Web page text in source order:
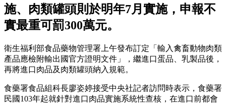
施、肉類罐頭則於明年7月實施，申報不
實最重可罰300萬元。
衛生福利部食品藥物管理署上午發布訂定「輸入禽畜動物肉類
產品應檢附輸出國官方證明文件」，繼進口蛋品、乳製品後，
再將進口肉品及肉類罐頭納入規範。
食藥署食品組科長廖姿婷接受中央社記者訪問時表示，食藥署
民國103年起就針對進口肉品實施系統性查核，在進口前都會